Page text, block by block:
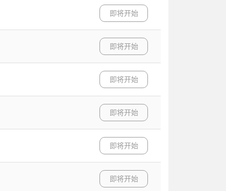
即将开始
即将开始
即将开始
即将开始
即将开始
即将开始